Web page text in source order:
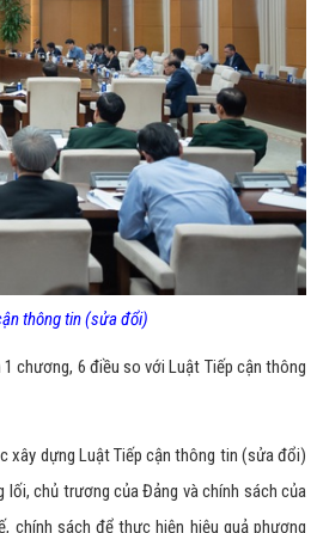
thông tin (sửa đổi)
chương, 6 điều so với Luật Tiếp cận thông
xây dựng Luật Tiếp cận thông tin (sửa đổi)
chủ trương của Đảng và chính sách của
chính sách để thực hiện hiệu quả phương